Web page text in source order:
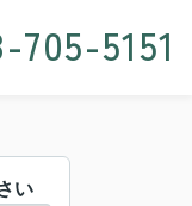
705-5151
い